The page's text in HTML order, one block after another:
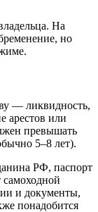
На
но
.
— ликвидность,
арестов или
превышать
5–8 лет).
РФ, паспорт
и документы,
понадобится